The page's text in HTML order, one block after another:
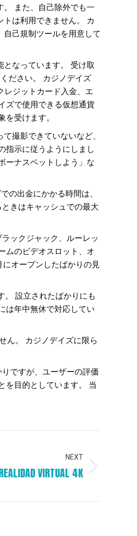
。 また、自己除外でも一
は利用できません。 カ
己規制ツールを用意して
なっています。 受け取
ださい。 カジノデイズ
レジットカード入金、エ
ズで使用できる仮想通貨
受けます。
撮影できていないなど、
指示に従うようにしまし
ーナスベットしよう」な
の出金にかかる時間は、
きはキャッシュでの最大
ックジャック、ルーレッ
ムのビデオスロット、オ
オープンしたばかりの見
。 設立されたばかりにも
は年中無休で対応してい
ん。 カジノデイズに限ら
ですが、ユーザーの評価
を目的としています。 当
NEXT
VIRTUAL 4K